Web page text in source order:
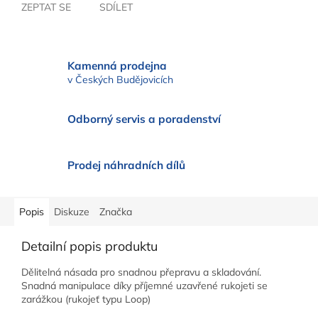
ZEPTAT SE SDÍLET
Kamenná prodejna
v Českých Budějovicích
Odborný servis a poradenství
Prodej náhradních dílů
Popis Diskuze Značka
Detailní popis produktu
Dělitelná násada pro snadnou přepravu a skladování.
Snadná manipulace díky příjemné uzavřené rukojeti se
zarážkou (rukojeť typu Loop)